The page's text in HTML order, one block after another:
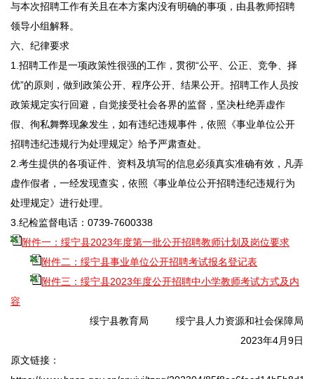
与本次招聘工作有关且在本方案内没有明确的事项，由县教师招聘
领导小组解释。
六、纪律要求
1.招聘工作是一项政策性很强的工作，贯彻“公平、公正、竞争、择
优”的原则，做到政策公开、程序公开、结果公开。招聘工作人员按
政策规定实行回避，自觉接受社会各界的监督，坚决杜绝弄虚作
假、徇私舞弊现象发生，如有违纪违规事件，依照《事业单位公开
招聘违纪违规行为处理规定》给予严肃查处。
2.考生提供的各项证件、资料及填写的信息必须真实准确有效，凡弄
虚作假者，一经发现查实，依照《事业单位公开招聘违纪违规行为
处理规定》进行处理。
3.纪检监督电话：0739-7600338
附件一：绥宁县2023年度第一批公开招聘教师计划及岗位要求
附件二：绥宁县事业单位公开招聘考试报名登记表
附件三：绥宁县2023年度公开招聘中小学教师考试方式及内
容
绥宁县教育局 绥宁县人力资源和社会保障局
2023年4月9日
原文链接：